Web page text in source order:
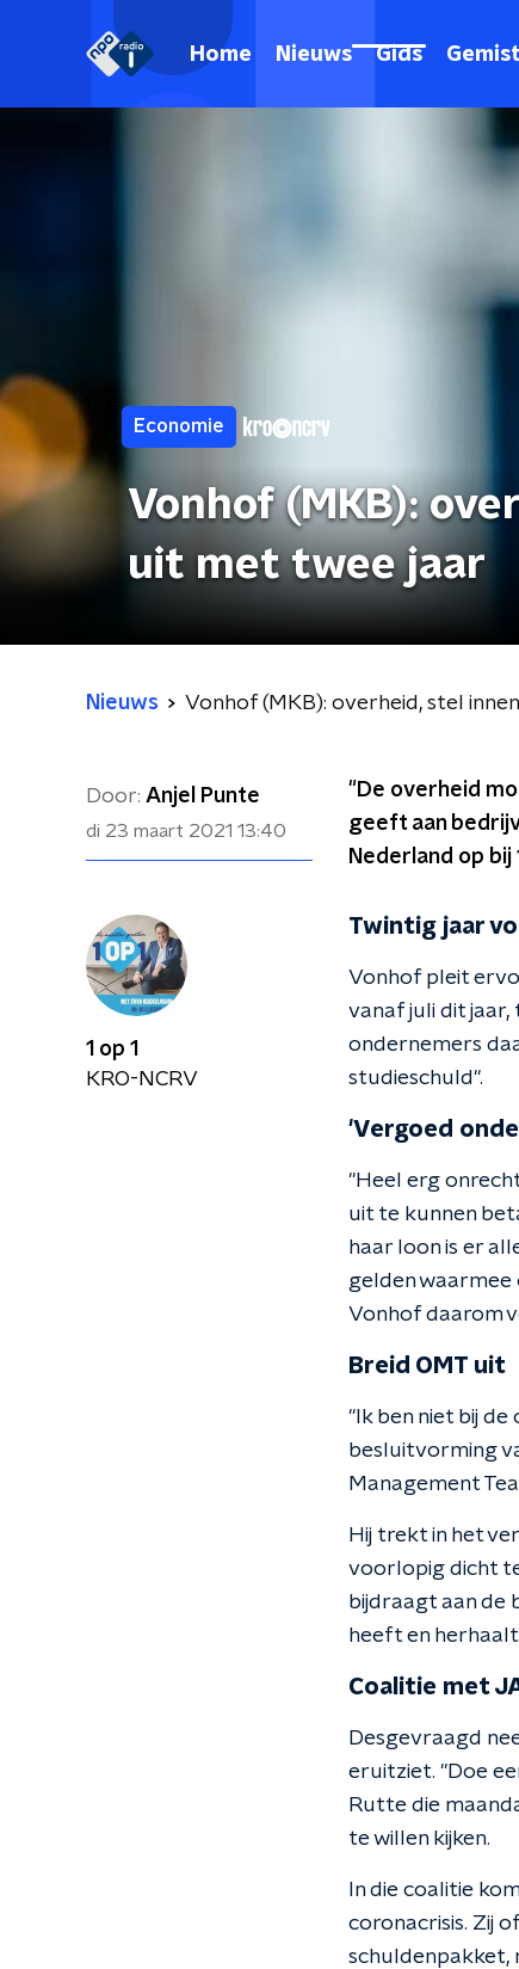
Home Nieuws Gids
Economie
Vonhof (MKB):
uit met twee jaar
Nieuws Vonhof (MKB): overheid, stel
Door: Anjel Punte
di 23 maart 2021 13:40
"De overheid
geeft aan
Nederland op bij
Twintig jaar
Vonhof pleit
vanaf juli dit
ondernemers
studieschuld".
'Vergoed
"Heel erg
uit te kunnen
haar loon is er
gelden waarmee
Vonhof daarom
Breid OMT uit
"Ik ben niet bij
besluitvorming
Management
Hij trekt in het
voorlopig dicht
bijdraagt aan de
heeft en
Coalitie met
Desgevraagd
eruitziet. "Doe
Rutte die
te willen kijken.
In die coalitie
coronacrisis. Zij
schuldenpakket,
1 op 1
KRO-NCRV